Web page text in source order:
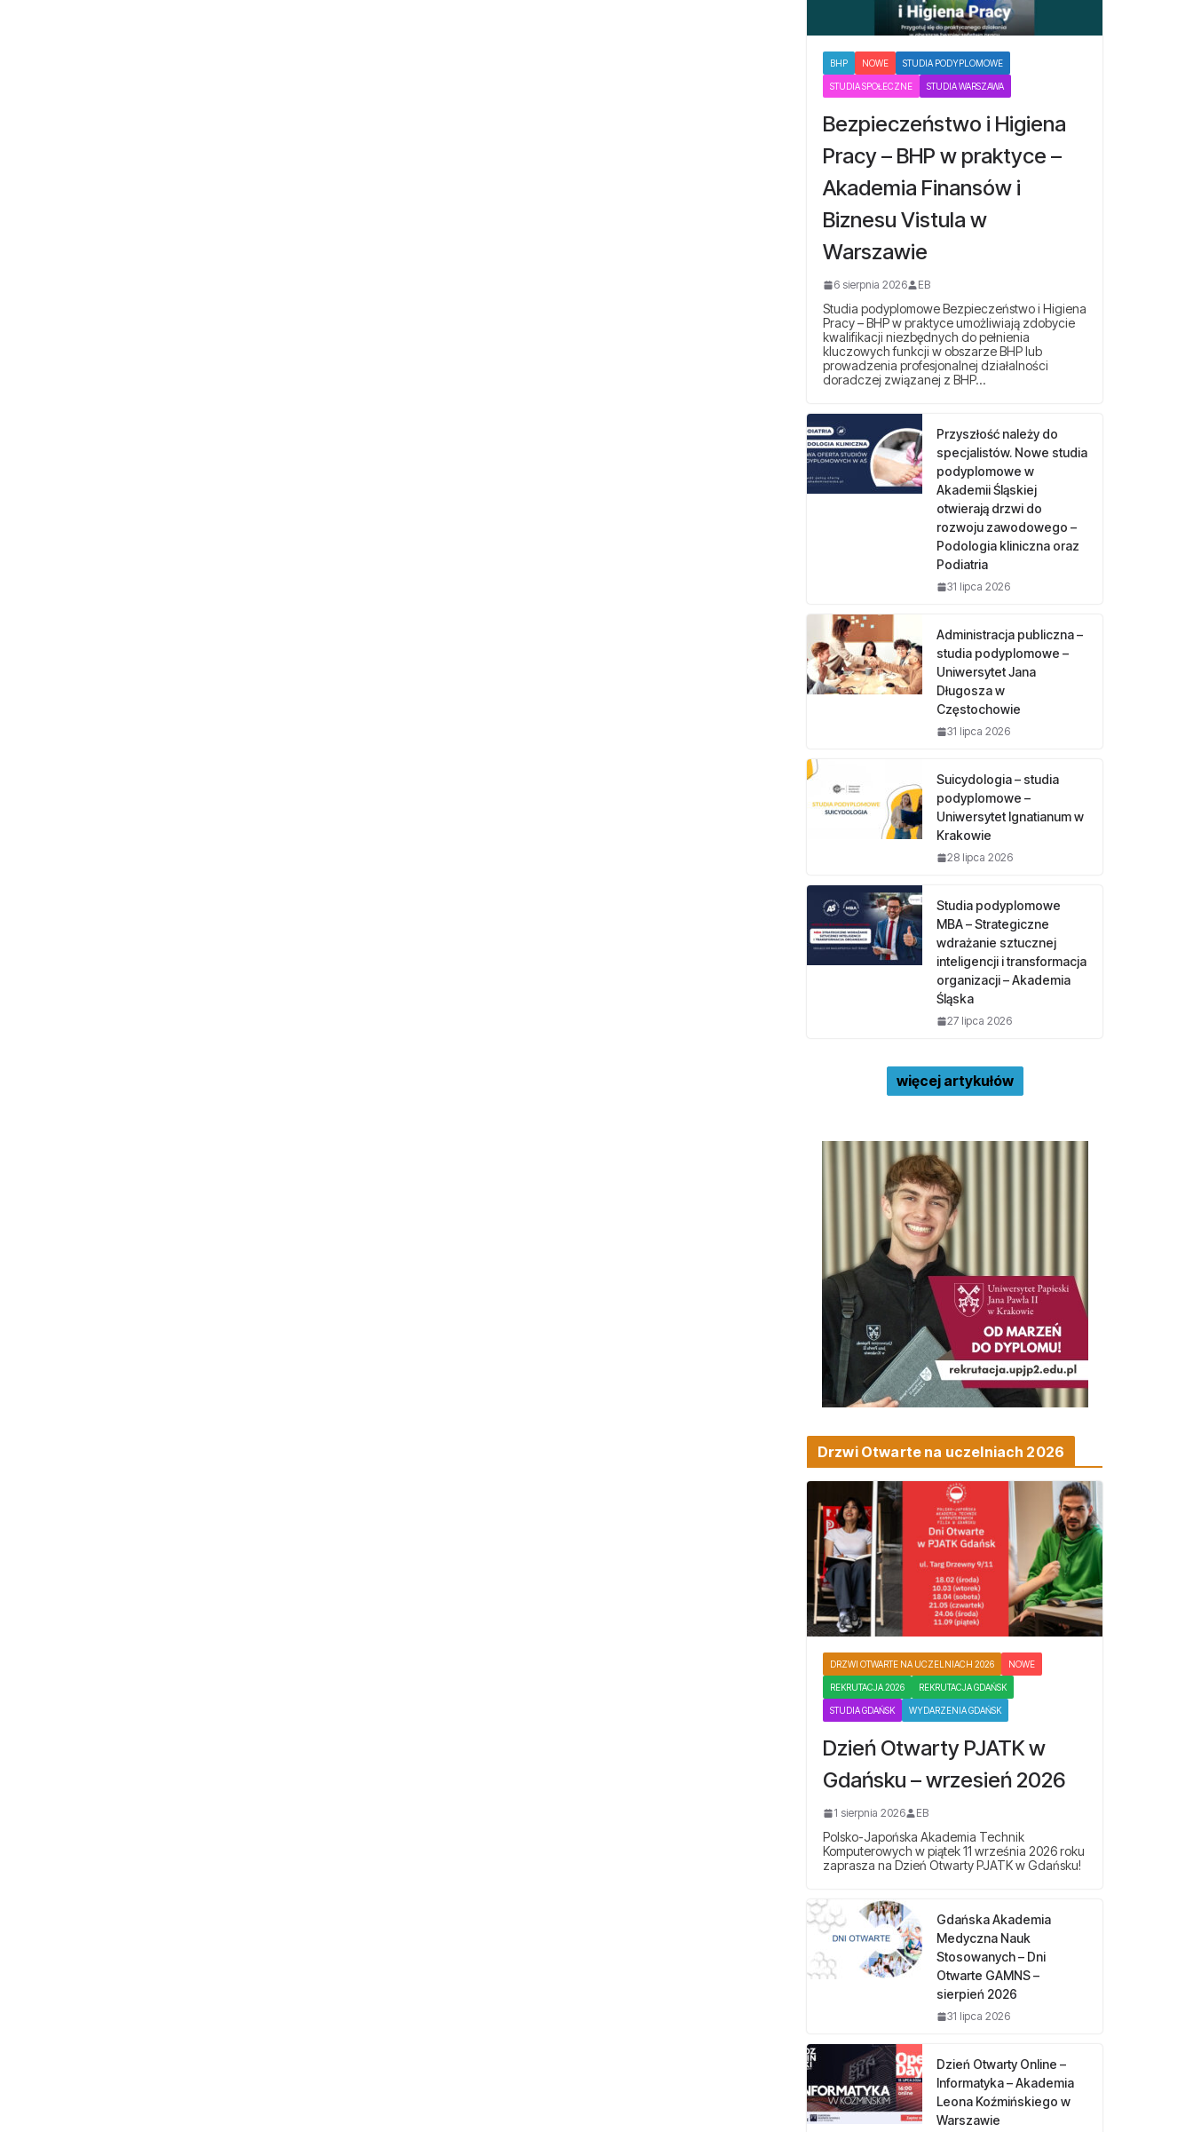
BHP NOWE STUDIA PODYPLOMOWE
STUDIA SPOŁECZNE STUDIA WARSZAWA
Bezpieczeństwo i Higiena
Pracy – BHP w praktyce –
Akademia Finansów i
Biznesu Vistula w
Warszawie
6 sierpnia 2026 EB
Studia podyplomowe Bezpieczeństwo i Higiena
Pracy – BHP w praktyce umożliwiają zdobycie
kwalifikacji niezbędnych do pełnienia
kluczowych funkcji w obszarze BHP lub
prowadzenia profesjonalnej działalności
doradczej związanej z BHP…
Przyszłość należy do
specjalistów. Nowe studia
podyplomowe w
Akademii Śląskiej
otwierają drzwi do
rozwoju zawodowego –
Podologia kliniczna oraz
Podiatria
31 lipca 2026
Administracja publiczna –
studia podyplomowe –
Uniwersytet Jana
Długosza w
Częstochowie
31 lipca 2026
Suicydologia – studia
podyplomowe –
Uniwersytet Ignatianum w
Krakowie
28 lipca 2026
Studia podyplomowe
MBA – Strategiczne
wdrażanie sztucznej
inteligencji i transformacja
organizacji – Akademia
Śląska
27 lipca 2026
więcej artykułów
Drzwi Otwarte na uczelniach 2026
DRZWI OTWARTE NA UCZELNIACH 2026 NOWE
REKRUTACJA 2026 REKRUTACJA GDAŃSK
STUDIA GDAŃSK WYDARZENIA GDAŃSK
Dzień Otwarty PJATK w
Gdańsku – wrzesień 2026
1 sierpnia 2026 EB
Polsko-Japońska Akademia Technik
Komputerowych w piątek 11 września 2026 roku
zaprasza na Dzień Otwarty PJATK w Gdańsku!
Gdańska Akademia
Medyczna Nauk
Stosowanych – Dni
Otwarte GAMNS –
sierpień 2026
31 lipca 2026
Dzień Otwarty Online –
Informatyka – Akademia
Leona Koźmińskiego w
Warszawie